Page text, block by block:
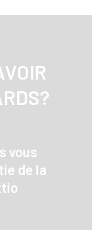
vous
de la